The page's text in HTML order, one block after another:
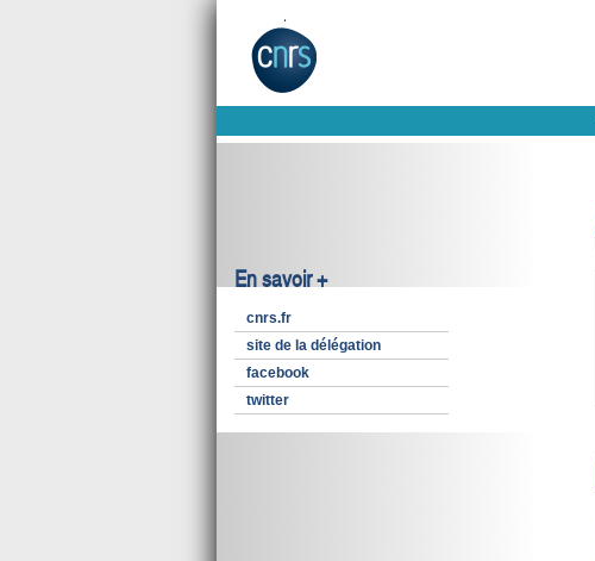
En savoir +
cnrs.fr
site de la délégation
facebook
twitter